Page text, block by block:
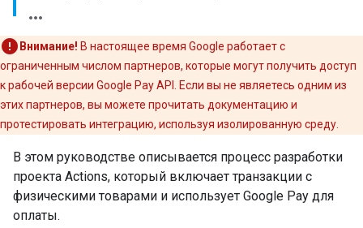
Внимание! В настоящее время Google работает с
ограниченным числом партнеров, которые могут получить доступ
к рабочей версии Google Pay API. Если вы не являетесь одним из
этих партнеров, вы можете прочитать документацию и
протестировать интеграцию, используя изолированную среду.
В этом руководстве описывается процесс разработки
проекта Actions, который включает транзакции с
физическими товарами и использует Google Pay для
оплаты.